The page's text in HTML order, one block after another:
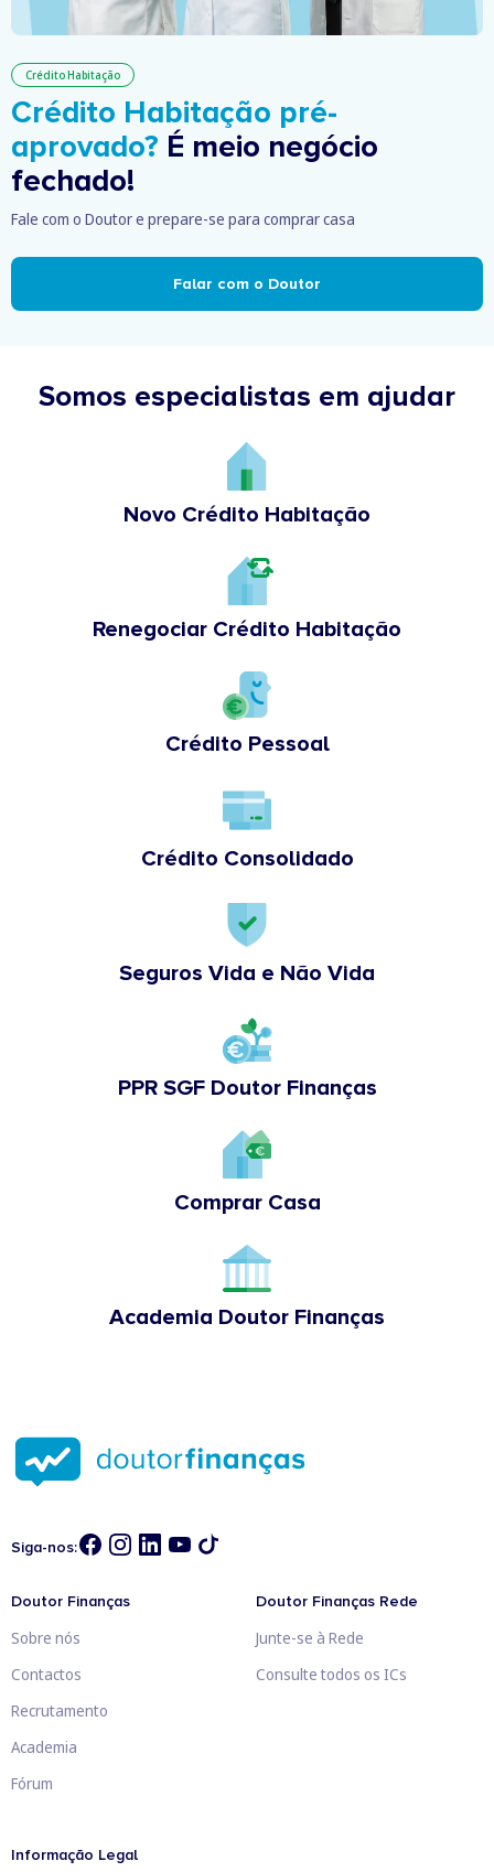
Crédito Habitação
Crédito Habitação pré-
aprovado? É meio negócio
fechado!
Fale com o Doutor e prepare-se para comprar casa
Falar com o Doutor
Somos especialistas em ajudar
Novo Crédito Habitação
Renegociar Crédito Habitação
Crédito Pessoal
Crédito Consolidado
Seguros Vida e Não Vida
PPR SGF Doutor Finanças
Comprar Casa
Academia Doutor Finanças
Siga-nos:
Doutor Finanças
Sobre nós
Contactos
Recrutamento
Academia
Fórum
Doutor Finanças Rede
Junte-se à Rede
Consulte todos os ICs
Informação Legal